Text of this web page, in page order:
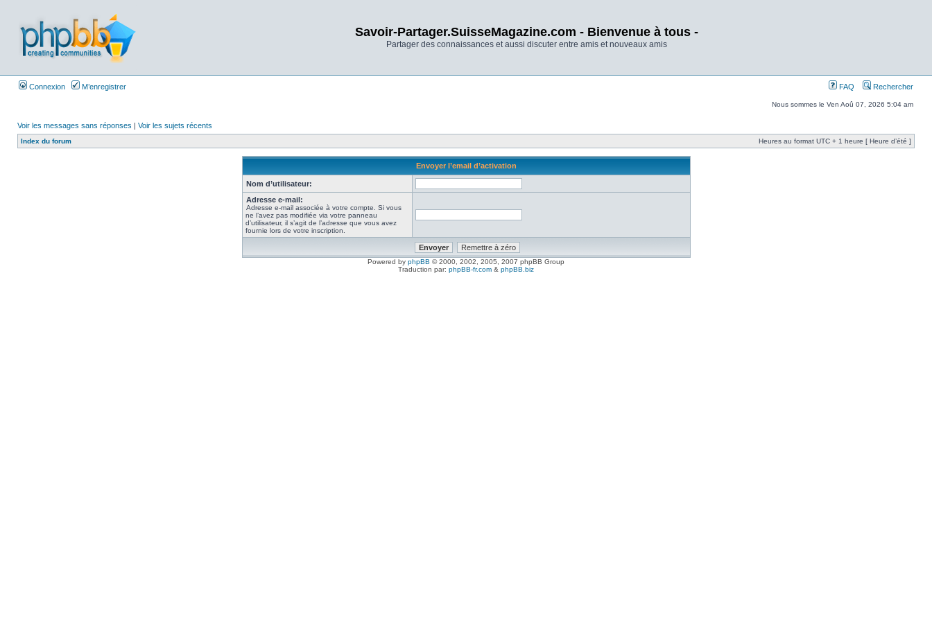
Savoir-Partager.SuisseMagazine.com - Bienvenue à tous -
Partager des connaissances et aussi discuter entre amis et nouveaux amis
Connexion M’enregistrer FAQ Rechercher
Nous sommes le Ven Aoû 07, 2026 5:04 am
Voir les messages sans réponses | Voir les sujets récents
Index du forum Heures au format UTC + 1 heure [ Heure d’été ]
Envoyer l’email d’activation
Nom d’utilisateur:
Adresse e-mail:
Adresse e-mail associée à votre compte. Si vous
ne l’avez pas modifiée via votre panneau
d’utilisateur, il s’agit de l’adresse que vous avez
fournie lors de votre inscription.
Powered by phpBB © 2000, 2002, 2005, 2007 phpBB Group
Traduction par: phpBB-fr.com & phpBB.biz